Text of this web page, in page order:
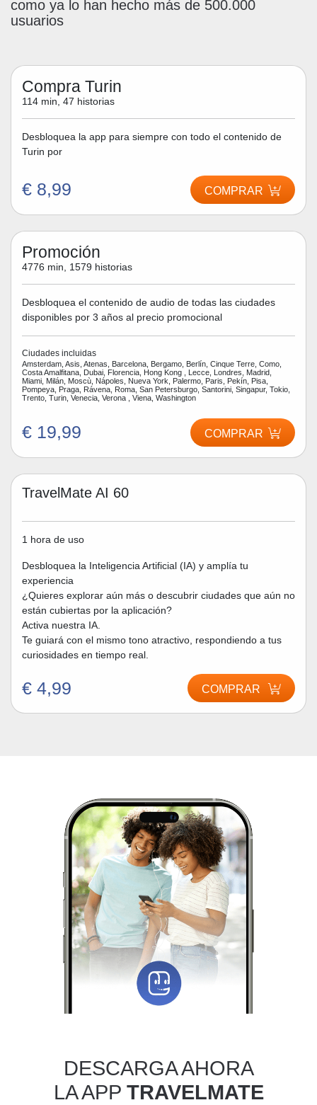
como ya lo han hecho más de 500.000
usuarios
Compra Turin
114 min, 47 historias
Desbloquea la app para siempre con todo el contenido de
Turin por
€ 8,99 COMPRAR
Promoción
4776 min, 1579 historias
Desbloquea el contenido de audio de todas las ciudades
disponibles por 3 años al precio promocional
Ciudades incluidas
Amsterdam, Asis, Atenas, Barcelona, Bergamo, Berlín, Cinque Terre, Como,
Costa Amalfitana, Dubai, Florencia, Hong Kong , Lecce, Londres, Madrid,
Miami, Milán, Moscù, Nápoles, Nueva York, Palermo, Paris, Pekín, Pisa,
Pompeya, Praga, Rávena, Roma, San Petersburgo, Santorini, Singapur, Tokio,
Trento, Turin, Venecia, Verona , Viena, Washington
€ 19,99 COMPRAR
TravelMate AI 60
1 hora de uso
Desbloquea la Inteligencia Artificial (IA) y amplía tu
experiencia
¿Quieres explorar aún más o descubrir ciudades que aún no
están cubiertas por la aplicación?
Activa nuestra IA.
Te guiará con el mismo tono atractivo, respondiendo a tus
curiosidades en tiempo real.
€ 4,99 COMPRAR
DESCARGA AHORA
LA APP TRAVELMATE